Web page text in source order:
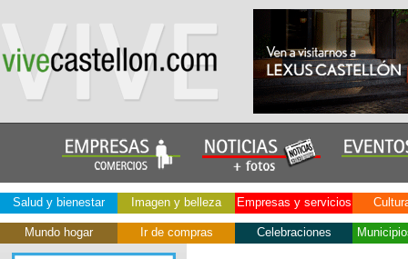
Salud y bienestar Imagen y belleza Empresas y servicios
Mundo hogar Ir de compras Celebraciones